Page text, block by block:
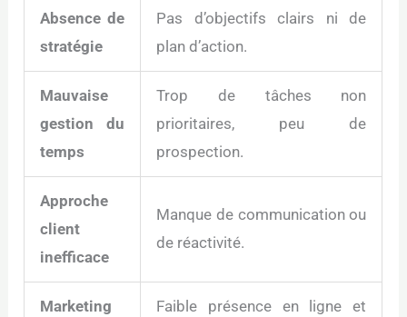
Absence de
stratégie
Pas d’objectifs clairs ni de
plan d’action.
Mauvaise
gestion du
temps
Trop de tâches non
prioritaires, peu de
prospection.
Approche
client
inefficace
Manque de communication ou
de réactivité.
Marketing
Faible présence en ligne et